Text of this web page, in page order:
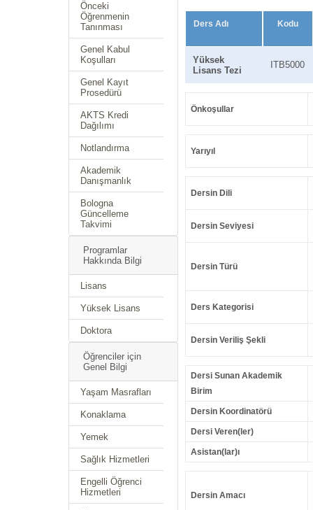
Önceki
Öğrenmenin
Tanınması
Genel Kabul
Koşulları
Genel Kayıt
Prosedürü
AKTS Kredi
Dağılımı
Notlandırma
Akademik
Danışmanlık
Bologna
Güncelleme
Takvimi
Programlar
Hakkında Bilgi
Lisans
Yüksek Lisans
Doktora
Öğrenciler için
Genel Bilgi
Yaşam Masrafları
Konaklama
Yemek
Sağlık Hizmetleri
Engelli Öğrenci
Hizmetleri
Ders Adı Kodu
Yüksek
Lisans Tezi
ITB5000
Önkoşullar
Yarıyıl
Dersin Dili
Dersin Seviyesi
Dersin Türü
Ders Kategorisi
Dersin Veriliş Şekli
Dersi Sunan Akademik
Birim
Dersin Koordinatörü
Dersi Veren(ler)
Asistan(lar)ı
Dersin Amacı